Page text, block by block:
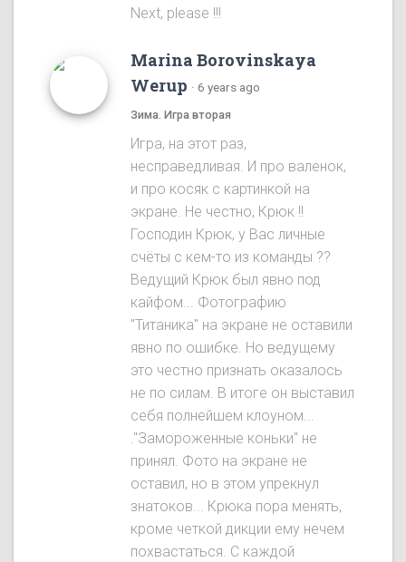
Next, please !!!
Marina Borovinskaya
Werup · 6 years ago
Зима. Игра вторая
Игра, на этот раз,
несправедливая. И про валенок,
и про косяк с картинкой на
экране. Не честно, Крюк !!
Господин Крюк, у Вас личные
счёты с кем-то из команды ??
Ведущий Крюк был явнo под
кайфом... Фотографию
"Титаника" на экране не оставили
явно по ошибке. Но ведущему
это честно признать оказалось
не по силам. В итоге он выставил
себя полнейшем клоуном...
."Замороженные коньки" не
принял. Фото на экране не
оставил, но в этом упрекнул
знатоков... Крюка пора менять,
кроме четкой дикции ему нечем
похвастаться. С каждой